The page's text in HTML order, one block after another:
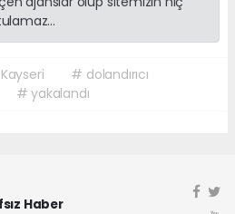
# dolandırıcı
# yakalandı
Haber